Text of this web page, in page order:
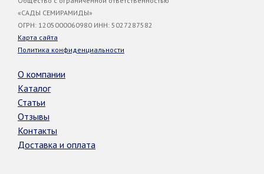
«САДЫ СЕМИРАМИДЫ»
ОГРН: 1205000060980 ИНН: 5027287582
Карта сайта
Политика конфиденциальности
О компании
Каталог
Статьи
Отзывы
Контакты
Доставка и оплата